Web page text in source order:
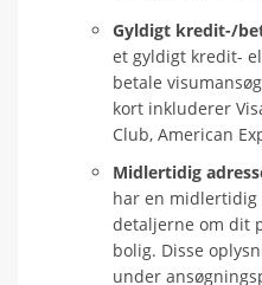
Gyldigt kredit-/
et gyldigt kredit-
betale
kort inkluderer
Club, American
Midlertidig
har en midlertidig
detaljerne om dit
bolig. Disse
under